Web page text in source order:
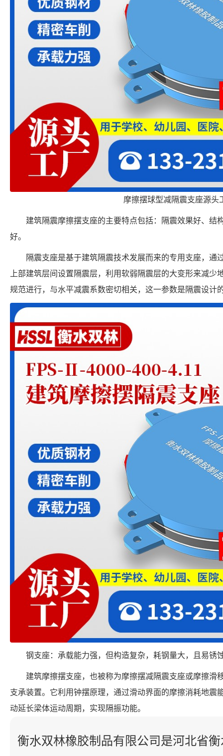
摩擦摆球型减隔震支座源头
建筑隔震摩擦摆支座的主要特点包括：隔震效果好、结
好。
隔震支座是基于建筑隔震技术发展而来的专用支座，通
上部建筑层间设置隔震层，利用软弱隔震层的大变形来减少
规范进行，与水平减震系数密切相关，这一参数是隔震设计
钢支座：承载能力强，但构造复杂，耗钢量大，且易锈
建筑摩擦摆支座，也被称为摩擦摆减隔震支座或摩擦滑
支承装置。它利用钟摆原理，通过滑动界面的摩擦消耗地震
动延长梁体运动周期，实现隔振功能。
衡水双林橡胶制品有限公司是河北省